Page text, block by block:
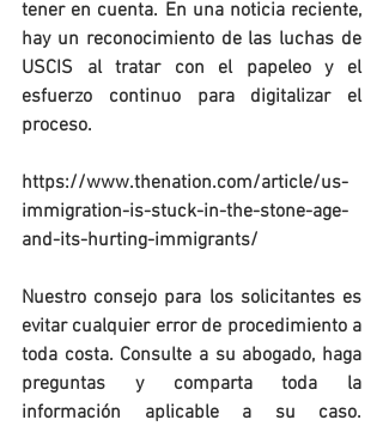
tener en cuenta. En una noticia reciente,
hay un reconocimiento de las luchas de
USCIS al tratar con el papeleo y el
esfuerzo continuo para digitalizar el
proceso.
https://www.thenation.com/article/us-
immigration-is-stuck-in-the-stone-age-
and-its-hurting-immigrants/
Nuestro consejo para los solicitantes es
evitar cualquier error de procedimiento a
toda costa. Consulte a su abogado, haga
preguntas y comparta toda la
información aplicable a su caso.